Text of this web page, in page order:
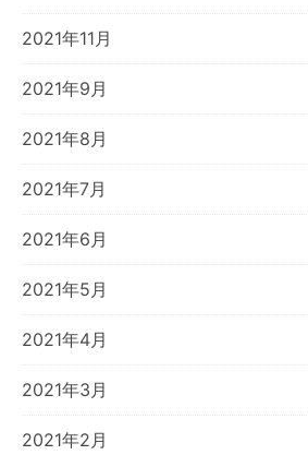
2021年11月
2021年9月
2021年8月
2021年7月
2021年6月
2021年5月
2021年4月
2021年3月
2021年2月